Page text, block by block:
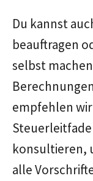
Du kannst
beauftragen
selbst
empfehlen
konsultieren,
alle